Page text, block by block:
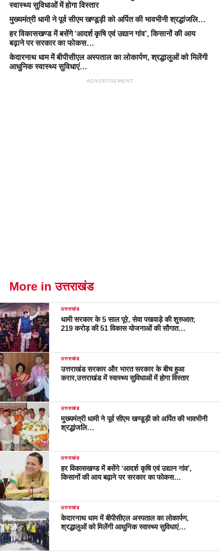
स्वास्थ्य सुविधाओं में होगा विस्तार
मुख्यमंत्री धामी ने पूर्व सीएम खण्डूड़ी को अर्पित की भावभीनी श्रद्धांजलि…
हर विकासखण्ड में बसेंगे ‘आदर्श कृषि एवं उद्यान गांव’, किसानों की आय
बढ़ाने पर सरकार का फोकस…
केदारनाथ धाम में बीपीसीएल अस्पताल का लोकार्पण, श्रद्धालुओं को मिलेंगी
आधुनिक स्वास्थ्य सुविधाएं…
ADVERTISEMENT
More in उत्तराखंड
उत्तराखंड
धामी सरकार के 5 साल पूरे, सेवा पखवाड़े की शुरुआत;
219 करोड़ की 51 विकास योजनाओं की सौगात…
उत्तराखंड
उत्तराखंड सरकार और भारत सरकार के बीच हुआ
करार,उत्तराखंड में स्वास्थ्य सुविधाओं में होगा विस्तार
उत्तराखंड
मुख्यमंत्री धामी ने पूर्व सीएम खण्डूड़ी को अर्पित की भावभीनी
श्रद्धांजलि…
उत्तराखंड
हर विकासखण्ड में बसेंगे ‘आदर्श कृषि एवं उद्यान गांव’,
किसानों की आय बढ़ाने पर सरकार का फोकस…
उत्तराखंड
केदारनाथ धाम में बीपीसीएल अस्पताल का लोकार्पण,
श्रद्धालुओं को मिलेंगी आधुनिक स्वास्थ्य सुविधाएं…